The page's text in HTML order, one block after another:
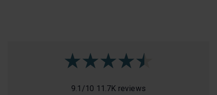
9.1 /10 11.7K reviews